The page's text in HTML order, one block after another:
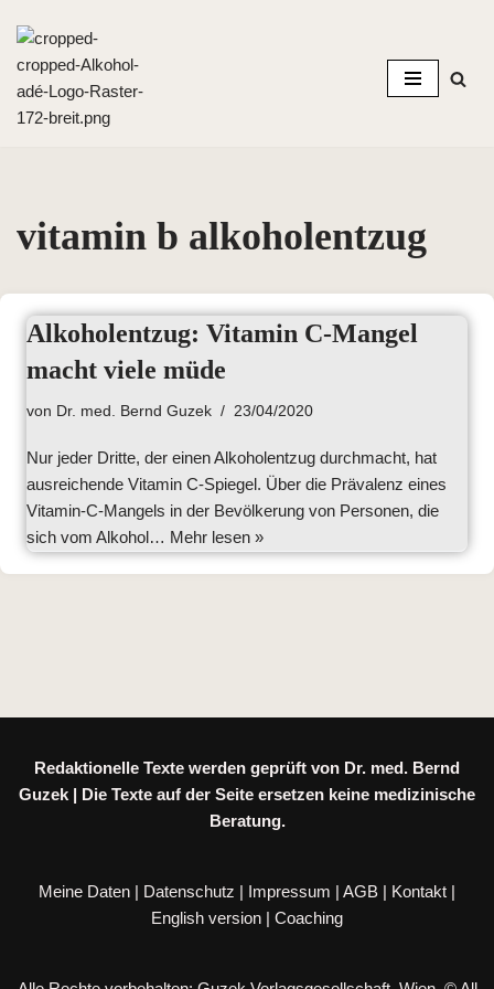
Zum
Inhalt
springen
vitamin b alkoholentzug
Alkoholentzug: Vitamin C-Mangel
macht viele müde
von Dr. med. Bernd Guzek 23/04/2020
Nur jeder Dritte, der einen Alkoholentzug durchmacht, hat
ausreichende Vitamin C-Spiegel. Über die Prävalenz eines
Vitamin-C-Mangels in der Bevölkerung von Personen, die
sich vom Alkohol… Mehr lesen »
Redaktionelle Texte werden geprüft von Dr. med. Bernd
Guzek | Die Texte auf der Seite ersetzen keine medizinische
Beratung.
Meine Daten | Datenschutz | Impressum | AGB | Kontakt |
English version | Coaching